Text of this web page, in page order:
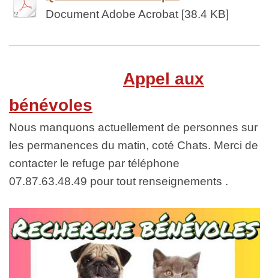
Document Adobe Acrobat [38.4 KB]
Appel aux
bénévoles
Nous manquons actuellement de personnes sur
les permanences du matin, coté Chats. Merci de
contacter le refuge par téléphone
07.87.63.48.49 pour tout renseignements .